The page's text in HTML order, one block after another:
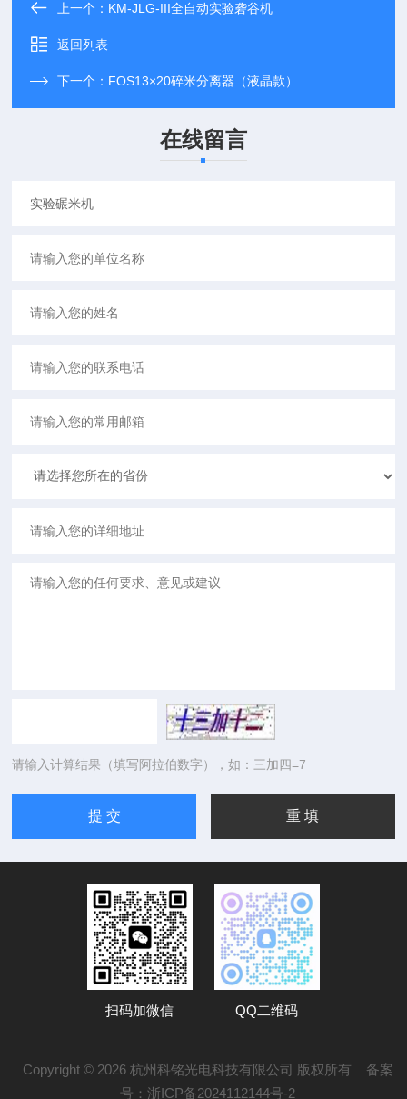
上一个： KM-JLG-III全自动实验砻谷机
返回列表
下一个： FOS13×20碎米分离器（液晶款）
在线留言
请输入计算结果（填写阿拉伯数字），如：三加四=7
扫码加微信 QQ二维码
Copyright © 2026 杭州科铭光电科技有限公司 版权所有 备案
号：浙ICP备2024112144号-2